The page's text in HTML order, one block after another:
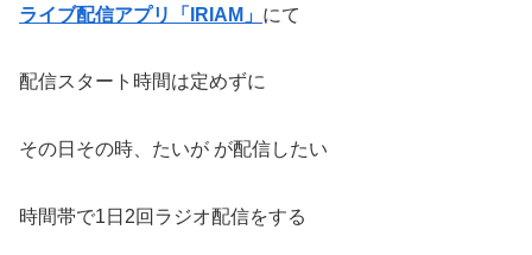
ライブ配信アプリ「IRIAM」 にて
配信スタート時間は定めずに
その日その時、たいが が配信したい
時間帯で1日2回ラジオ配信をする